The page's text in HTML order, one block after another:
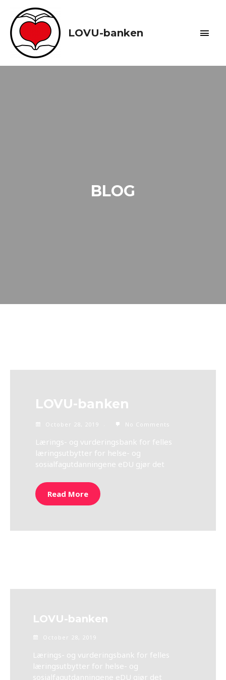
content
LOVU-banken
Main
BLOG
LOVU-banken
October 28, 2019 No Comments
Lærings- og vurderingsbank for felles
læringsutbytter for helse- og
sosialfagutdanningene eDU gjør det
Read More
LOVU-banken
October 28, 2019
Lærings- og vurderingsbank for felles
læringsutbytter for helse- og
sosialfagutdanningene eDU gjør det